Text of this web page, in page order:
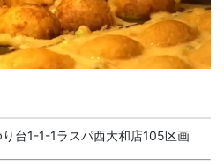
台1-1-1ラスパ西大和店105区画